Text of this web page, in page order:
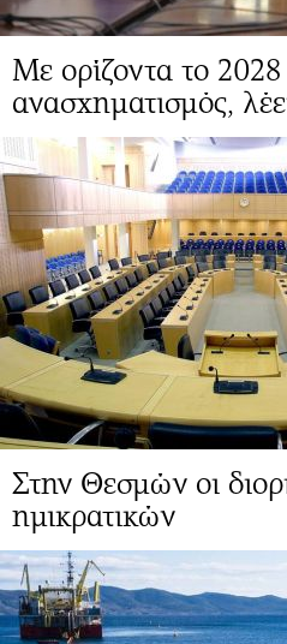
Mε ορίζοντα το
ανασχηματισμός,
Στην Θεσμών οι
ημικρατικών